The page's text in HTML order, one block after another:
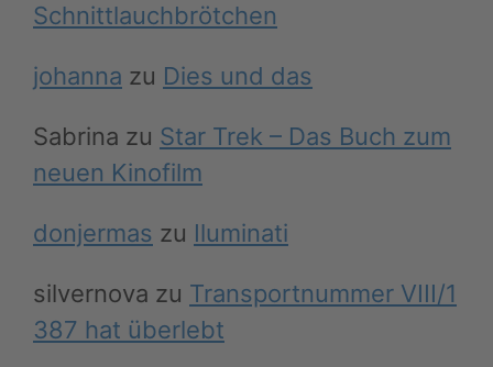
Schnittlauchbrötchen
johanna zu Dies und das
Sabrina zu Star Trek – Das Buch zum
neuen Kinofilm
donjermas zu Iluminati
silvernova zu Transportnummer VIII/1
387 hat überlebt